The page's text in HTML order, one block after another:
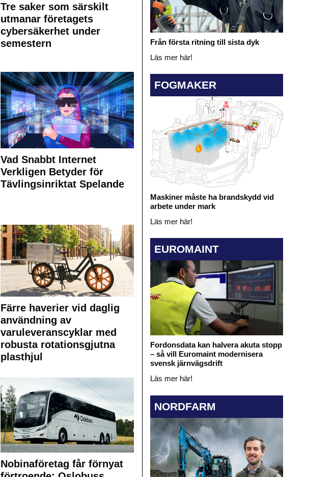
Tre saker som särskilt
utmanar företagets
cybersäkerhet under
semestern
Vad Snabbt Internet
Verkligen Betyder för
Tävlingsinriktat Spelande
Färre haverier vid daglig
användning av
varuleveranscyklar med
robusta rotationsgjutna
plasthjul
Nobinaföretag får förnyat
Från första ritning till sista dyk
Läs mer här!
FOGMAKER
Maskiner måste ha brandskydd vid
arbete under mark
Läs mer här!
EUROMAINT
Fordonsdata kan halvera akuta stopp
– så vill Euromaint modernisera
svensk järnvägsdrift
Läs mer här!
NORDFARM